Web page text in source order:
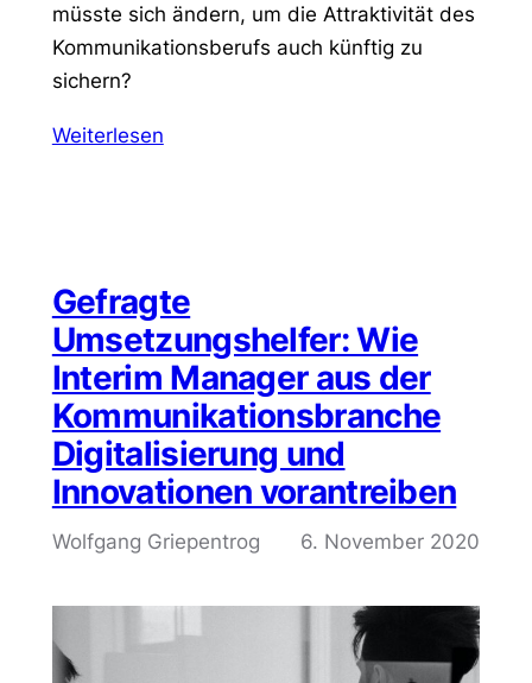
müsste sich ändern, um die Attraktivität des
Kommunikationsberufs auch künftig zu
sichern?
Weiterlesen
Gefragte
Umsetzungshelfer: Wie
Interim Manager aus der
Kommunikationsbranche
Digitalisierung und
Innovationen vorantreiben
Wolfgang Griepentrog 6. November 2020